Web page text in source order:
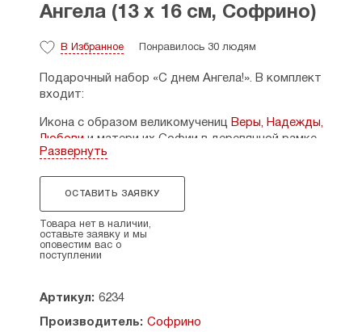
Ангела (13 х 16 см, Софрино)
В Избранное Понравилось 30 людям
Подарочный набор «С днем Ангела!». В комплект
входит:
Икона с образом великомучениц Веры, Надежды,
Любови и матери их Софии в деревянной рамке
под стеклом (литография с двойным тиснением).
который содержит краткое житие святых, день
День памяти: 30 сентября (1 н.ст.).
Размеры: 13 х 16 см, толщина - 1,5 см.
Развернуть
ОСТАВИТЬ ЗАЯВКУ
Товара нет в наличии,
оставьте заявку и мы
оповестим вас о
поступлении
Артикул: 6234
Производитель: Софрино